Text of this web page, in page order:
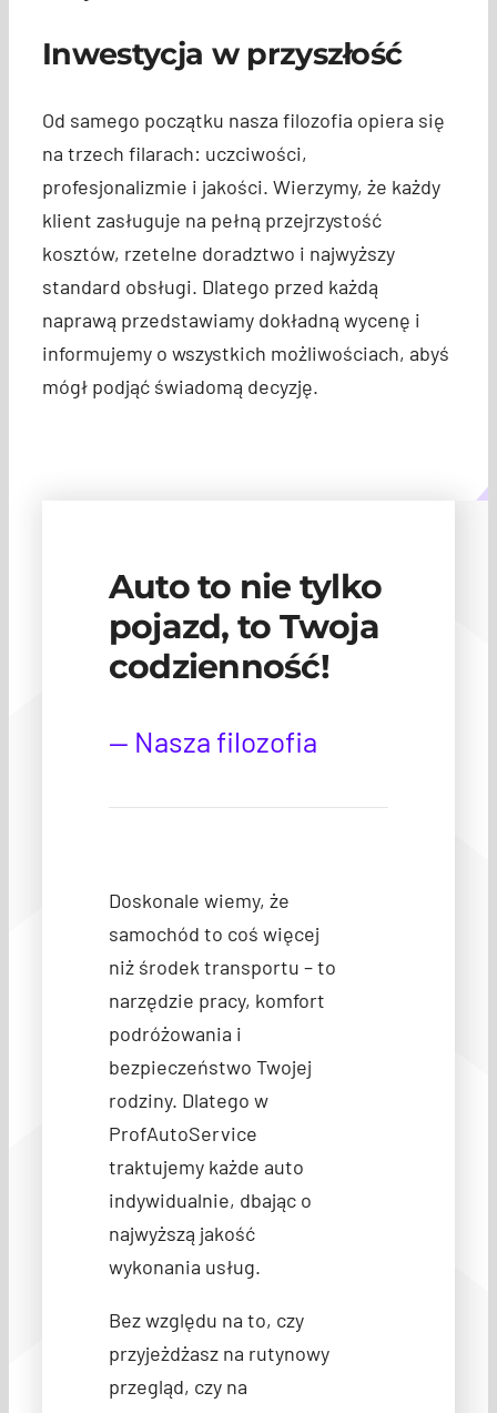
Inwestycja w przyszłość
Od samego początku nasza filozofia opiera się
na trzech filarach: uczciwości,
profesjonalizmie i jakości. Wierzymy, że każdy
klient zasługuje na pełną przejrzystość
kosztów, rzetelne doradztwo i najwyższy
standard obsługi. Dlatego przed każdą
naprawą przedstawiamy dokładną wycenę i
informujemy o wszystkich możliwościach, abyś
mógł podjąć świadomą decyzję.
Auto to nie tylko
pojazd, to Twoja
codzienność!
— Nasza filozofia
Doskonale wiemy, że
samochód to coś więcej
niż środek transportu – to
narzędzie pracy, komfort
podróżowania i
bezpieczeństwo Twojej
rodziny. Dlatego w
ProfAutoService
traktujemy każde auto
indywidualnie, dbając o
najwyższą jakość
wykonania usług.
Bez względu na to, czy
przyjeżdżasz na rutynowy
przegląd, czy na